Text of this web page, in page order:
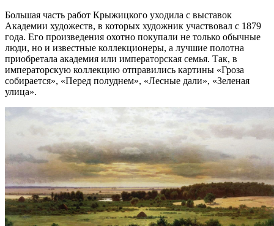
Большая часть работ Крыжицкого уходила с выставок
Академии художеств, в которых художник участвовал с 1879
года. Его произведения охотно покупали не только обычные
люди, но и известные коллекционеры, а лучшие полотна
приобретала академия или императорская семья. Так, в
императорскую коллекцию отправились картины «Гроза
собирается», «Перед полуднем», «Лесные дали», «Зеленая
улица».